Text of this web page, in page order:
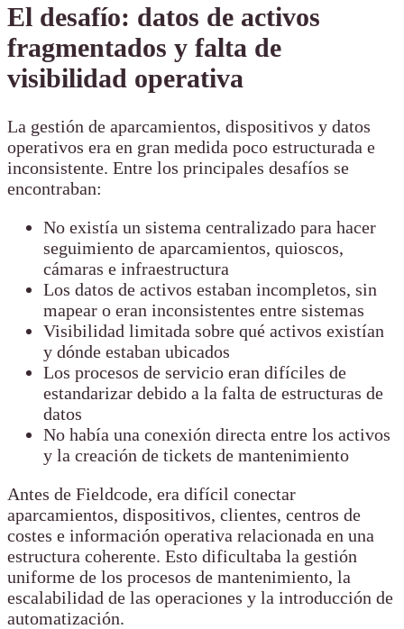
El desafío: datos de activos
fragmentados y falta de
visibilidad operativa
La gestión de aparcamientos, dispositivos y datos
operativos era en gran medida poco estructurada e
inconsistente. Entre los principales desafíos se
encontraban:
No existía un sistema centralizado para hacer
seguimiento de aparcamientos, quioscos,
cámaras e infraestructura
Los datos de activos estaban incompletos, sin
mapear o eran inconsistentes entre sistemas
Visibilidad limitada sobre qué activos existían
y dónde estaban ubicados
Los procesos de servicio eran difíciles de
estandarizar debido a la falta de estructuras de
datos
No había una conexión directa entre los activos
y la creación de tickets de mantenimiento
Antes de Fieldcode, era difícil conectar
aparcamientos, dispositivos, clientes, centros de
costes e información operativa relacionada en una
estructura coherente. Esto dificultaba la gestión
uniforme de los procesos de mantenimiento, la
escalabilidad de las operaciones y la introducción de
automatización.